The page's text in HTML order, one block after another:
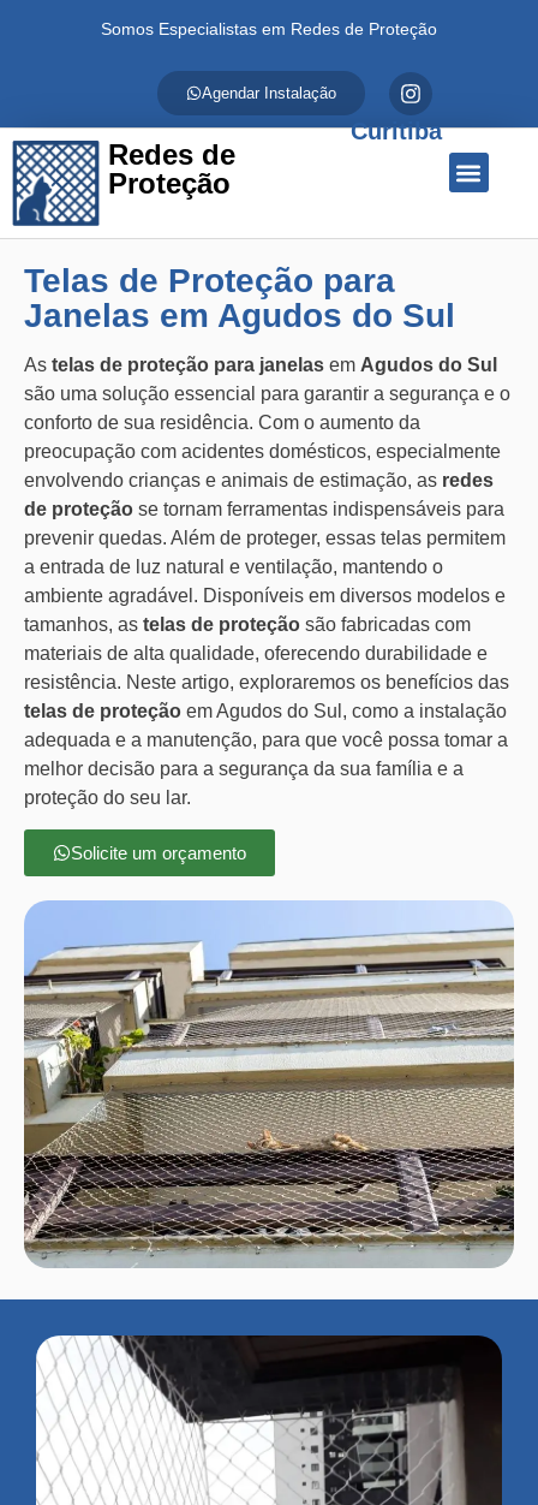
Somos Especialistas em Redes de Proteção
Agendar Instalação
Redes de
Proteção
Curitiba
Telas de Proteção para
Janelas em Agudos do Sul
As telas de proteção para janelas em Agudos do Sul
são uma solução essencial para garantir a segurança e o
conforto de sua residência. Com o aumento da
preocupação com acidentes domésticos, especialmente
envolvendo crianças e animais de estimação, as redes
de proteção se tornam ferramentas indispensáveis para
prevenir quedas. Além de proteger, essas telas permitem
a entrada de luz natural e ventilação, mantendo o
ambiente agradável. Disponíveis em diversos modelos e
tamanhos, as telas de proteção são fabricadas com
materiais de alta qualidade, oferecendo durabilidade e
resistência. Neste artigo, exploraremos os benefícios das
telas de proteção em Agudos do Sul, como a instalação
adequada e a manutenção, para que você possa tomar a
melhor decisão para a segurança da sua família e a
proteção do seu lar.
Solicite um orçamento